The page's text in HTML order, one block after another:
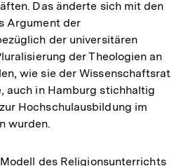
Das änderte sich mit den
Argument der
der universitären
der Theologien an
wie sie der Wissenschaftsrat
auch in Hamburg stichhaltig
Hochschulausbildung im
wurden.
des Religionsunterrichts